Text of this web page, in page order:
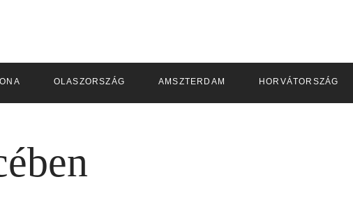
OLASZORSZÁG AMSZTERDAM HORVÁTORSZÁG